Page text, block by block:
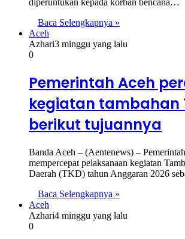
diperuntukan kepada korban bencana…
Baca Selengkapnya »
Aceh
Azhari3 minggu yang lalu
0
Pemerintah Aceh
kegiatan tambahan
berikut tujuannya
Banda Aceh – (Aentenews) –
mempercepat pelaksanaan kegiatan
Daerah (TKD) tahun Anggaran 2026
Baca Selengkapnya »
Aceh
Azhari4 minggu yang lalu
0